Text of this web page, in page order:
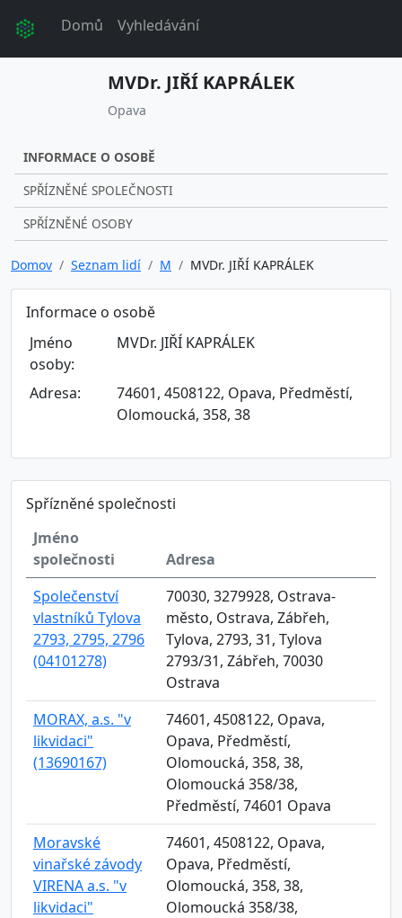
Domů Vyhledávání
MVDr. JIŘÍ KAPRÁLEK
Opava
INFORMACE O OSOBĚ
SPŘÍZNĚNÉ SPOLEČNOSTI
SPŘÍZNĚNÉ OSOBY
Domov Seznam lidí M MVDr. JIŘÍ KAPRÁLEK
Informace o osobě
Jméno
osoby:
MVDr. JIŘÍ KAPRÁLEK
Adresa:
74601, 4508122, Opava, Předměstí,
Olomoucká, 358, 38
Spřízněné společnosti
Jméno
společnosti
Adresa
Společenství
vlastníků Tylova
2793, 2795, 2796
(04101278)
70030, 3279928, Ostrava-
město, Ostrava, Zábřeh,
Tylova, 2793, 31, Tylova
2793/31, Zábřeh, 70030
Ostrava
MORAX, a.s. "v
likvidaci"
(13690167)
74601, 4508122, Opava,
Opava, Předměstí,
Olomoucká, 358, 38,
Olomoucká 358/38,
Předměstí, 74601 Opava
Moravské
vinařské závody
VIRENA a.s. "v
likvidaci"
74601, 4508122, Opava,
Opava, Předměstí,
Olomoucká, 358, 38,
Olomoucká 358/38,